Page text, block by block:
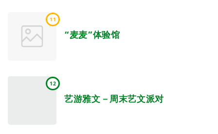
11
“麦麦”体验馆
12
艺游雅文－周末艺文派对